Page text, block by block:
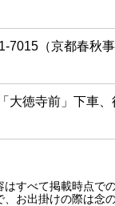
7015（京都春秋事
大徳寺前」下車、
すべて掲載時点で
、お出掛けの際は念